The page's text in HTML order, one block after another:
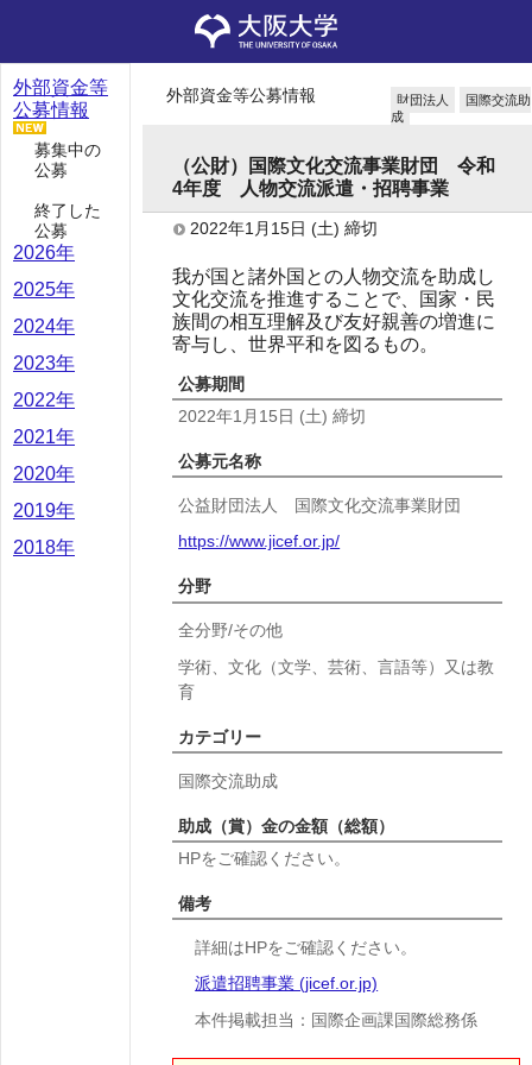
外部資金等
公募情報
募集中の
公募
終了した
公募
2026年
2025年
2024年
2023年
2022年
2021年
2020年
2019年
2018年
外部資金等公募情報 財団法人
国際交流助
成
（公財）国際文化交流事業財団 令和
4年度 人物交流派遣・招聘事業
2022年1月15日 (土) 締切
我が国と諸外国との人物交流を助成し
文化交流を推進することで、国家・民
族間の相互理解及び友好親善の増進に
寄与し、世界平和を図るもの。
公募期間
2022年1月15日 (土) 締切
公募元名称
公益財団法人 国際文化交流事業財団
https://www.jicef.or.jp/
分野
全分野/その他
学術、文化（文学、芸術、言語等）又は教
育
カテゴリー
国際交流助成
助成（賞）金の金額（総額）
HPをご確認ください。
備考
詳細はHPをご確認ください。
派遣招聘事業 (jicef.or.jp)
本件掲載担当：国際企画課国際総務係